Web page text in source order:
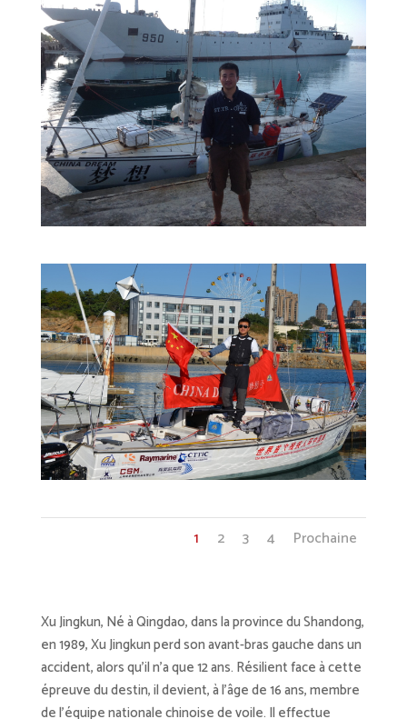
1 2 3 4 Prochaine
Xu Jingkun, Né à Qingdao, dans la province du Shandong,
en 1989, Xu Jingkun perd son avant-bras gauche dans un
accident, alors qu’il n’a que 12 ans. Résilient face à cette
épreuve du destin, il devient, à l’âge de 16 ans, membre
de l’équipe nationale chinoise de voile. Il effectue